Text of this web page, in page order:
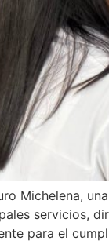
Michelena,
servicios,
para el